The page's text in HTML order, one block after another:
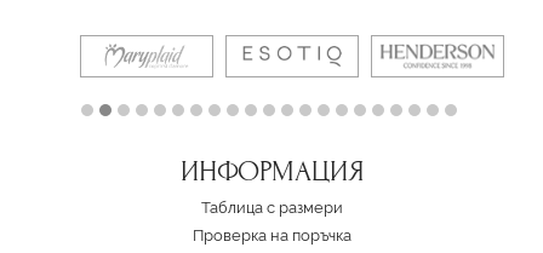
ИНФОРМАЦИЯ
Таблица с размери
Проверка на поръчка